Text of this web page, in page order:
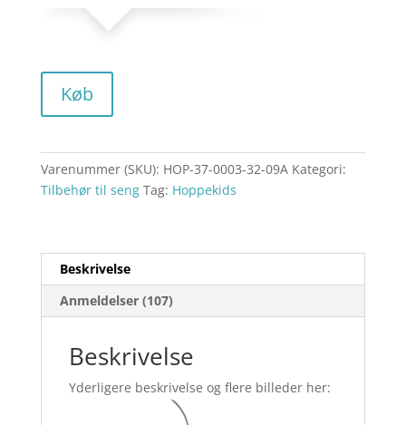
Køb
Varenummer (SKU): HOP-37-0003-32-09A Kategori:
Tilbehør til seng Tag: Hoppekids
Beskrivelse
Anmeldelser (107)
Beskrivelse
Yderligere beskrivelse og flere billeder her: